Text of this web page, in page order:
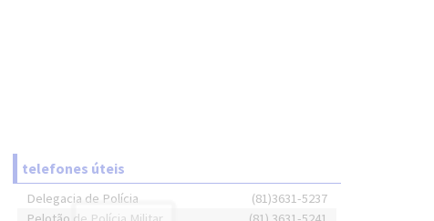
telefones úteis
Delegacia de Polícia
(81)3631-5237